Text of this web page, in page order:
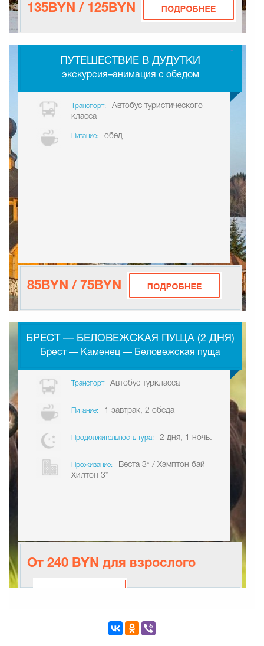
135BYN / 125BYN
ПУТЕШЕСТВИЕ В ДУДУТКИ
экскурсия–анимация с обедом
Транспорт:
Автобус туристического
класса
Питание: обед
85BYN / 75BYN
-
БРЕСТ — БЕЛОВЕЖСКАЯ ПУЩА (2 ДНЯ)
Брест — Каменец — Беловежская пуща
Транспорт Автобус туркласса
Питание: 1 завтрак, 2 обеда
Продолжительность тура: 2 дня, 1 ночь.
Проживание:
Веста 3* / Хэмптон бай
Хилтон 3*
От 240 BYN для взрослого
-